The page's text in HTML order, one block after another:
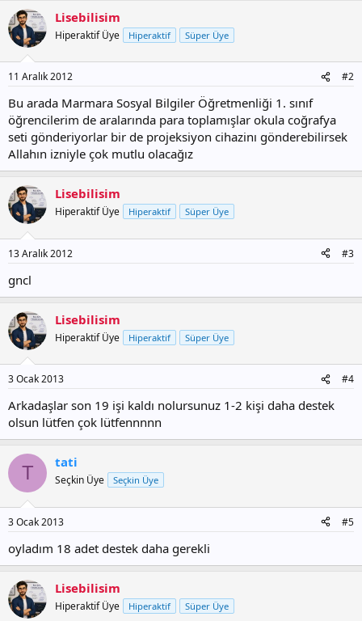
Lisebilisim
Hiperaktif Üye Hiperaktif Süper Üye
11 Aralık 2012 #2
Bu arada Marmara Sosyal Bilgiler Öğretmenliği 1. sınıf
öğrencilerim de aralarında para toplamışlar okula coğrafya
seti gönderiyorlar bir de projeksiyon cihazinı gönderebilirsek
Allahın izniyle çok mutlu olacağız
Lisebilisim
Hiperaktif Üye Hiperaktif Süper Üye
13 Aralık 2012 #3
gncl
Lisebilisim
Hiperaktif Üye Hiperaktif Süper Üye
3 Ocak 2013 #4
Arkadaşlar son 19 işi kaldı nolursunuz 1-2 kişi daha destek
olsun lütfen çok lütfennnnn
T tati
Seçkin Üye Seçkin Üye
3 Ocak 2013 #5
oyladım 18 adet destek daha gerekli
Lisebilisim
Hiperaktif Üye Hiperaktif Süper Üye